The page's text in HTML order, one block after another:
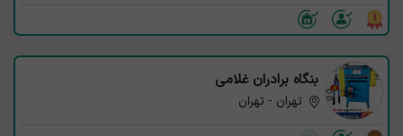
بنگاه برادران غلامی
تهران - تهران